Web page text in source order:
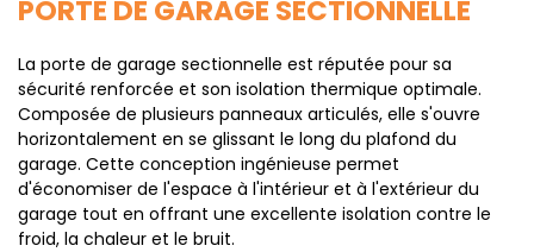
PORTE DE GARAGE SECTIONNELLE
La porte de garage sectionnelle est réputée pour sa
sécurité renforcée et son isolation thermique optimale.
Composée de plusieurs panneaux articulés, elle s'ouvre
horizontalement en se glissant le long du plafond du
garage. Cette conception ingénieuse permet
d'économiser de l'espace à l'intérieur et à l'extérieur du
garage tout en offrant une excellente isolation contre le
froid, la chaleur et le bruit.